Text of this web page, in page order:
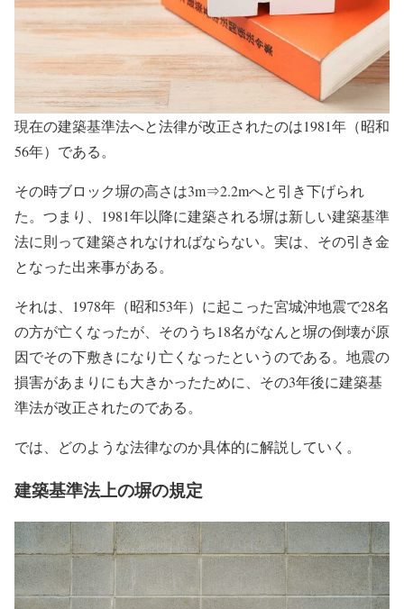
現在の建築基準法へと法律が改正されたのは1981年（昭和
56年）である。
その時ブロック塀の高さは3m⇒2.2mへと引き下げられ
た。つまり、1981年以降に建築される塀は新しい建築基準
法に則って建築されなければならない。実は、その引き金
となった出来事がある。
それは、1978年（昭和53年）に起こった宮城沖地震で28名
の方が亡くなったが、そのうち18名がなんと塀の倒壊が原
因でその下敷きになり亡くなったというのである。地震の
損害があまりにも大きかったために、その3年後に建築基
準法が改正されたのである。
では、どのような法律なのか具体的に解説していく。
建築基準法上の塀の規定